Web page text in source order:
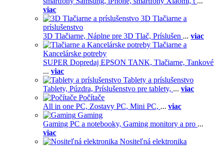
viac
3D Tlačiarne a
príslušenstvo
3D Tlačiarne, Náplne pre 3D Tlač, Príslušen ... viac
Tlačiarne a
Kancelárske potreby
SUPER Dopredaj EPSON TANK, Tlačiarne, Tankové
... viac
Tablety a príslušenstvo
Tablety, Púzdra, Príslušenstvo pre tablety, ... viac
Počítače
All in one PC, Zostavy PC, Mini PC, ... viac
Gaming
Gaming PC a notebooky, Gaming monitory a pro ...
viac
Nositeľná elektronika